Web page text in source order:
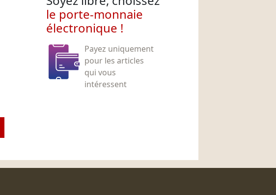
le porte-monnaie
électronique !
Payez uniquement
pour les articles
qui vous
intéressent